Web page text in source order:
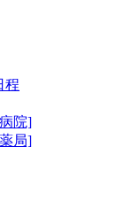
程
院]
局]